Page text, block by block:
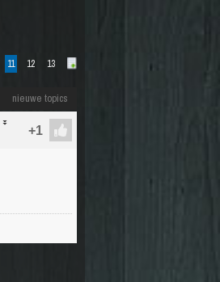
11 12 13
nieuwe topics